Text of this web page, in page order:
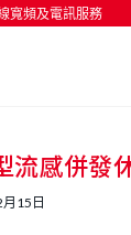
寬頻及電訊服務
按輸入鍵開始搜尋
流感併
15日